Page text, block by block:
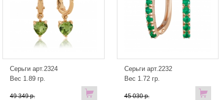
Серьги арт.2324
Вес 1.89 гр.
49 349 р.
Серьги арт.2232
Вес 1.72 гр.
45 030 р.